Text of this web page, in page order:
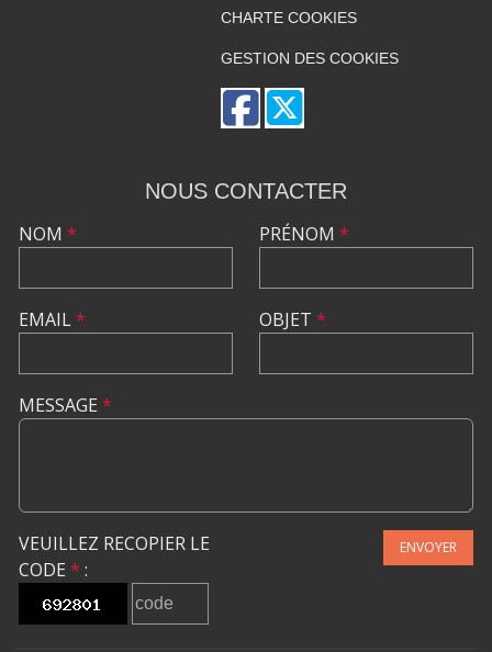
CHARTE COOKIES
GESTION DES COOKIES
NOUS CONTACTER
NOM *
EMAIL*
PRÉNOM *
OBJET *
MESSAGE *
VEUILLEZ RECOPIER LE
CODE * :
ENVOYER